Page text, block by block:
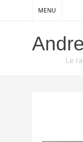
MENU
Le